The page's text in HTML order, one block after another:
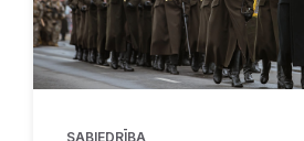
SABIEDRĪBA